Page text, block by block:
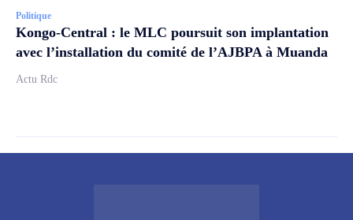
Politique
Kongo-Central : le MLC poursuit son implantation
avec l’installation du comité de l’AJBPA à Muanda
Actu Rdc